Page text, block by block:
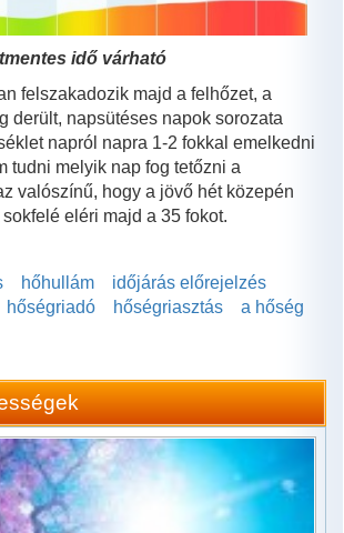
idő várható
felszakadozik majd a felhőzet, a
derült, napsütéses napok sorozata
napról napra 1-2 fokkal emelkedni
tudni melyik nap fog tetőzni a
valószínű, hogy a jövő hét közepén
eléri majd a 35 fokot.
hőhullám
időjárás előrejelzés
hőségriadó hőségriasztás
a hőség